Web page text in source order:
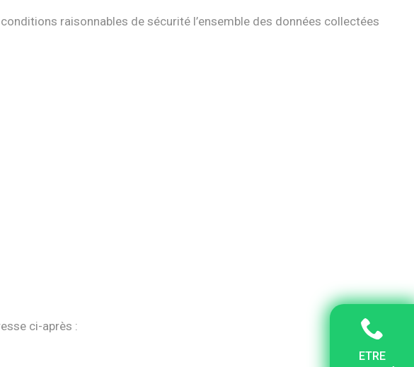
ETRE
raisonnables de sécurité l’ensemble des données collectées
ci-après :